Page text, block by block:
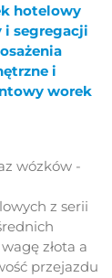
hotelowy
i segregacji
i
worek
wózków -
z serii
złota a
przejazdu